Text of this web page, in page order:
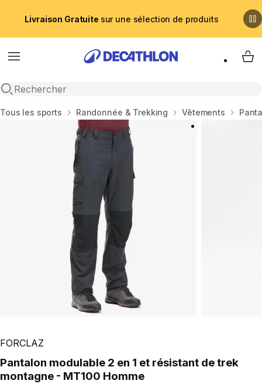
Livraison Gratuite sur une sélection de produits
Menu
Recherche ouverte
My
Accueil
Tous les sports Randonnée & Trekking Vêtements
FORCLAZ
Pantalon modulable 2 en 1 et résistant de trek
montagne - MT100 Homme